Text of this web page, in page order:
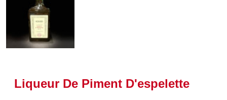
Liqueur De Piment D'espelette